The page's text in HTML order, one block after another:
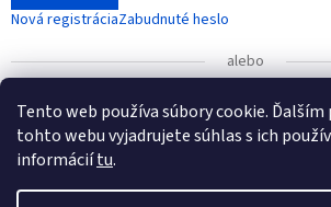
Tento web používa súbory cookie.
tohto webu vyjadrujete súhlas s ich
informáciítu.
UPOZORNENIE
bankového účtu, ktorá nadobudla platnosť
Nová registráciaZabudnuté heslo
alebo
Prihlásiť sa cez